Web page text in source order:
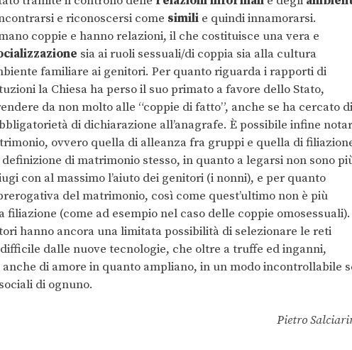
e riconoscersi come simili e quindi innamorarsi.
coppie e hanno relazioni, il che costituisce una vera e
sia ai ruoli sessuali/di coppia sia alla cultura
familiare ai genitori. Per quanto riguarda i rapporti di
la Chiesa ha perso il suo primato a favore dello Stato,
da non molto alle “coppie di fatto”, anche se ha cercato di
di dichiarazione all’anagrafe. È possibile infine
ovvero quella di alleanza fra gruppi e quella di
di matrimonio stesso, in quanto a legarsi non sono
con al massimo l’aiuto dei genitori (i nonni), e per quanto
del matrimonio, così come quest’ultimo non è più
(come ad esempio nel caso delle coppie omosessuali).
hanno ancora una limitata possibilità di selezionare le reti
dalle nuove tecnologie, che oltre a truffe ed inganni,
di amore in quanto ampliano, in un modo incontrollabile
di ognuno.
Pietro